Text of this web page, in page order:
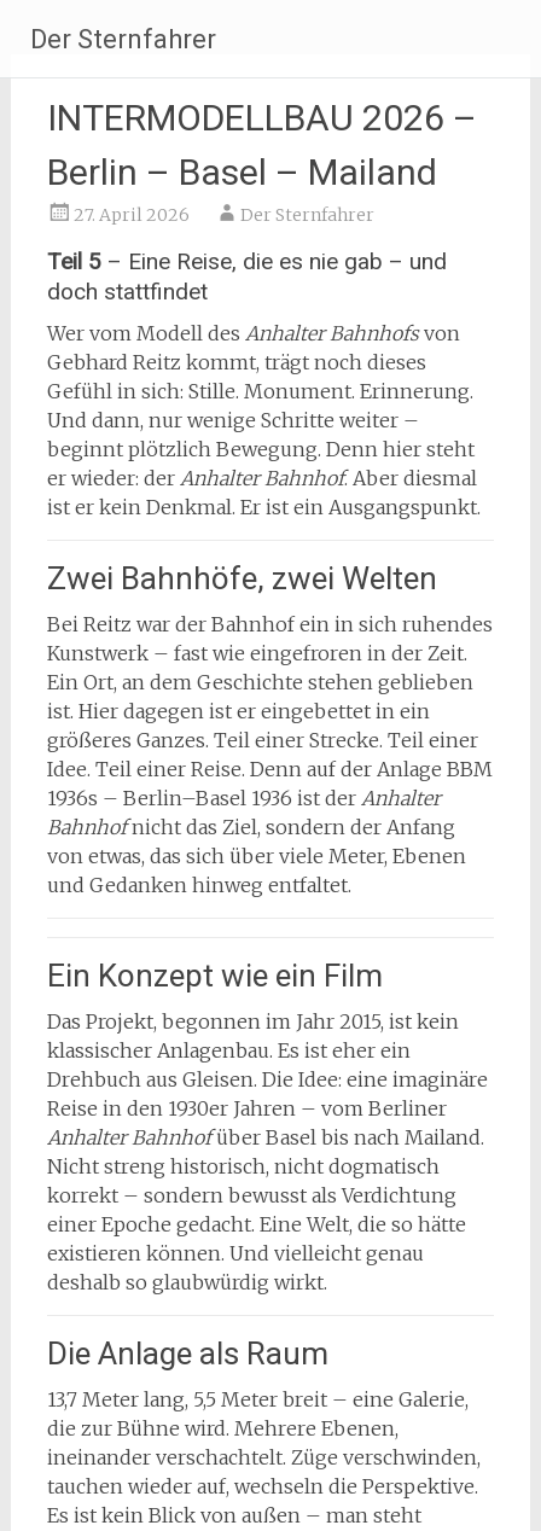
Inhalt
springen
Der Sternfahrer
INTERMODELLBAU 2026 –
Berlin – Basel – Mailand
27. April 2026 Der Sternfahrer
Teil 5 – Eine Reise, die es nie gab – und
doch stattfindet
Wer vom Modell des Anhalter Bahnhofsvon
Gebhard Reitz kommt, trägt noch dieses
Gefühl in sich: Stille. Monument. Erinnerung.
Und dann, nur wenige Schritte weiter –
beginnt plötzlich Bewegung. Denn hier steht
er wieder: der Anhalter Bahnhof. Aber diesmal
ist er kein Denkmal. Er ist ein Ausgangspunkt.
Zwei Bahnhöfe, zwei Welten
Bei Reitz war der Bahnhof ein in sich ruhendes
Kunstwerk – fast wie eingefroren in der Zeit.
Ein Ort, an dem Geschichte stehen geblieben
ist. Hier dagegen ist er eingebettet in ein
größeres Ganzes. Teil einer Strecke. Teil einer
Idee. Teil einer Reise. Denn auf der Anlage BBM
1936s – Berlin–Basel 1936 ist der Anhalter
Bahnhofnicht das Ziel, sondern der Anfang
von etwas, das sich über viele Meter, Ebenen
und Gedanken hinweg entfaltet.
Ein Konzept wie ein Film
Das Projekt, begonnen im Jahr 2015, ist kein
klassischer Anlagenbau. Es ist eher ein
Drehbuch aus Gleisen. Die Idee: eine imaginäre
Reise in den 1930er Jahren – vom Berliner
Anhalter Bahnhofüber Basel bis nach Mailand.
Nicht streng historisch, nicht dogmatisch
korrekt – sondern bewusst als Verdichtung
einer Epoche gedacht. Eine Welt, die so hätte
existieren können. Und vielleicht genau
deshalb so glaubwürdig wirkt.
Die Anlage als Raum
13,7 Meter lang, 5,5 Meter breit – eine Galerie,
die zur Bühne wird. Mehrere Ebenen,
ineinander verschachtelt. Züge verschwinden,
tauchen wieder auf, wechseln die Perspektive.
Es ist kein Blick von außen – man steht